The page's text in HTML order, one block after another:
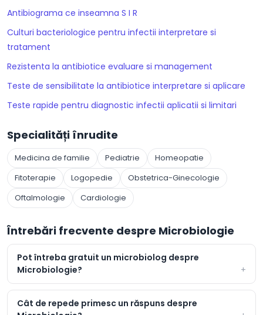
Antibiograma ce inseamna S I R
Culturi bacteriologice pentru infectii interpretare si
tratament
Rezistenta la antibiotice evaluare si management
Teste de sensibilitate la antibiotice interpretare si aplicare
Teste rapide pentru diagnostic infectii aplicatii si limitari
Specialități înrudite
Medicina de familie Pediatrie
Homeopatie
Fitoterapie
Logopedie
Obstetrica-Ginecologie
Oftalmologie
Cardiologie
Întrebări frecvente despre Microbiologie
Pot întreba gratuit un microbiolog despre
Microbiologie?
Cât de repede primesc un răspuns despre